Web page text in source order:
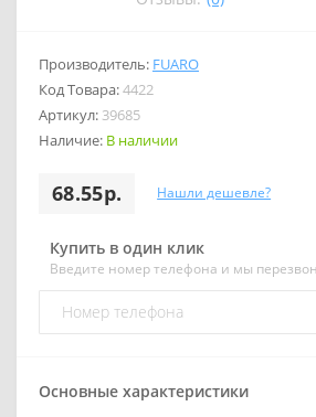
Производитель: FUARO
Код Товара:4422
Артикул: 39685
Наличие: В наличии
68.55р. Нашли дешевле?
Купить в один клик
Введите номер телефона и мы
Основные характеристики